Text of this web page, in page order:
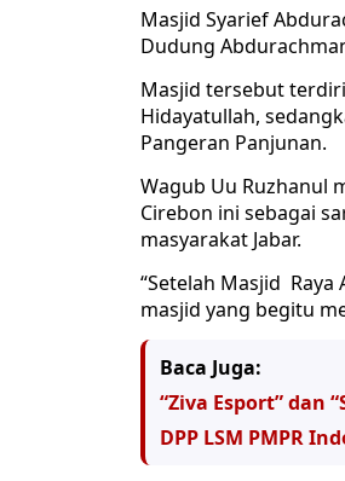
Masjid Syarief
Dudung
Masjid tersebut
Hidayatullah,
Pangeran Panjunan.
Wagub Uu Ruzhanul
Cirebon ini sebagai
masyarakat Jabar.
“Setelah Masjid
masjid yang begitu
Baca Juga:
“Ziva Esport” dan
DPP LSM PMPR